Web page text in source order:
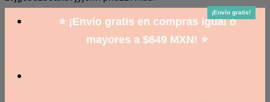
to
content
⭐ ¡Envío gratis en compras igual o
mayores a $649 MXN! ⭐
¡Envío gratis!
¡Envío gratis!
¡Envío gratis!
¡Envío gratis!
¡Envío gratis!
¡Envío gratis!
¡Envío gratis!
¡Envío gratis!
¡Envío gratis!